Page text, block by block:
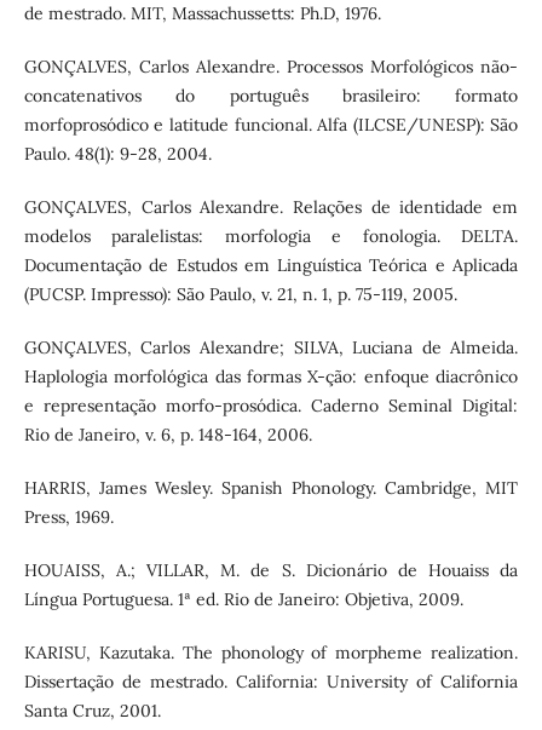
de mestrado. MIT, Massachussetts: Ph.D, 1976.
GONÇALVES, Carlos Alexandre. Processos Morfológicos não-
concatenativos do português brasileiro: formato
morfoprosódico e latitude funcional. Alfa (ILCSE/UNESP): São
Paulo. 48(1): 9-28, 2004.
GONÇALVES, Carlos Alexandre. Relações de identidade em
modelos paralelistas: morfologia e fonologia. DELTA.
Documentação de Estudos em Linguística Teórica e Aplicada
(PUCSP. Impresso): São Paulo, v. 21, n. 1, p. 75-119, 2005.
GONÇALVES, Carlos Alexandre; SILVA, Luciana de Almeida.
Haplologia morfológica das formas X-ção: enfoque diacrônico
e representação morfo-prosódica. Caderno Seminal Digital:
Rio de Janeiro, v. 6, p. 148-164, 2006.
HARRIS, James Wesley. Spanish Phonology. Cambridge, MIT
Press, 1969.
HOUAISS, A.; VILLAR, M. de S. Dicionário de Houaiss da
Língua Portuguesa. 1ª ed. Rio de Janeiro: Objetiva, 2009.
KARISU, Kazutaka. The phonology of morpheme realization.
Dissertação de mestrado. California: University of California
Santa Cruz, 2001.